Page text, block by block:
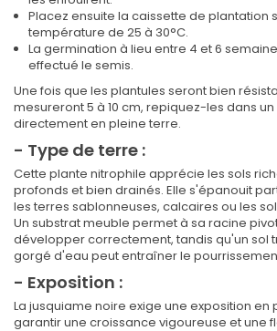
Placez ensuite la caissette de plantation
température de 25 à 30°C.
La germination à lieu entre 4 et 6
effectué le semis.
Une fois que les plantules seront bien
mesureront 5 à 10 cm, repiquez-les dans
directement en pleine terre.
- Type de terre :
Cette plante nitrophile apprécie les sols
profonds et bien drainés. Elle s'épanouit
les terres sablonneuses, calcaires ou les
Un substrat meuble permet à sa racine
développer correctement, tandis qu'un sol
gorgé d'eau peut entraîner le
- Exposition :
La jusquiame noire exige une exposition en
garantir une croissance vigoureuse et une